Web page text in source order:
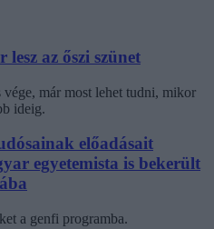
az őszi szünet
már most lehet tudni, mikor
ideig.
előadásait
egyetemista is bekerült
a genfi programba.